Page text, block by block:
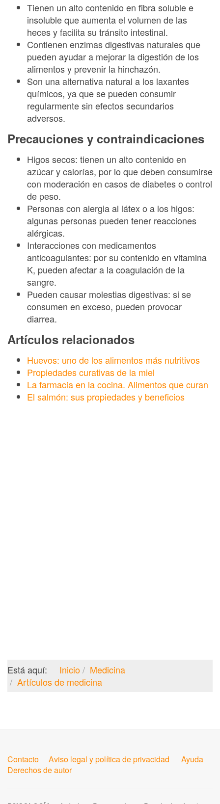
Tienen un alto contenido en fibra soluble e
insoluble que aumenta el volumen de las
heces y facilita su tránsito intestinal.
Contienen enzimas digestivas naturales que
pueden ayudar a mejorar la digestión de los
alimentos y prevenir la hinchazón.
Son una alternativa natural a los laxantes
químicos, ya que se pueden consumir
regularmente sin efectos secundarios
adversos.
Precauciones y contraindicaciones
Higos secos: tienen un alto contenido en
azúcar y calorías, por lo que deben consumirse
con moderación en casos de diabetes o control
de peso.
Personas con alergia al látex o a los higos:
algunas personas pueden tener reacciones
alérgicas.
Interacciones con medicamentos
anticoagulantes: por su contenido en vitamina
K, pueden afectar a la coagulación de la
sangre.
Pueden causar molestias digestivas: si se
consumen en exceso, pueden provocar
diarrea.
Artículos relacionados
Huevos: uno de los alimentos más nutritivos
Propiedades curativas de la miel
La farmacia en la cocina. Alimentos que curan
El salmón: sus propiedades y beneficios
Está aquí: Inicio
Medicina
Artículos de medicina
Contacto Aviso legal y política de privacidad
Ayuda
Derechos de autor